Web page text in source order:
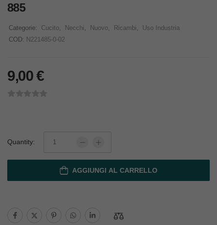
885
Categorie: Cucito Necchi Nuovo Ricambi
Uso Industria
COD: N221485-0-02
9,00€
Quantity:
AGGIUNGI AL CARRELLO